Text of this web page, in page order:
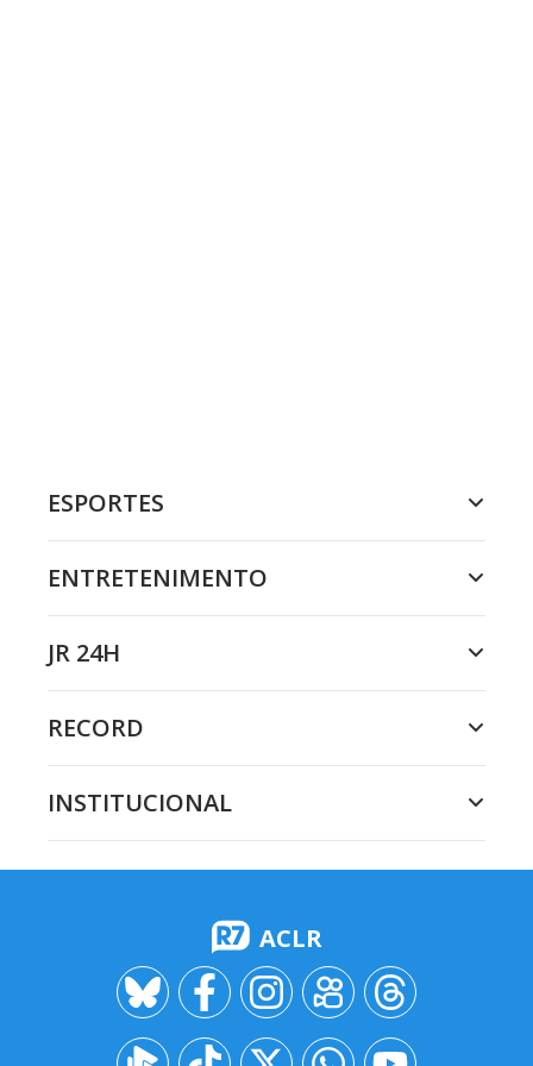
ESPORTES
ENTRETENIMENTO
JR 24H
RECORD
INSTITUCIONAL
ACLR